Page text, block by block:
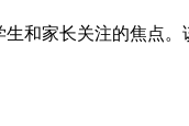
和家长关注的焦点